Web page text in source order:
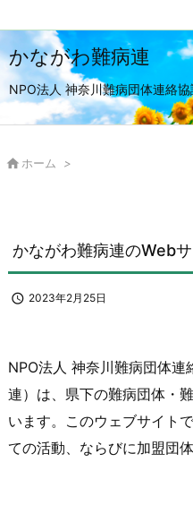
かながわ難病連
NPO法人 神奈川難病団体連絡
 ホーム >
かながわ難病連のWeb
 2023年2月25日
NPO法人 神奈川難病団体
連）は、県下の難病団体・
います。このウェブサイト
ての活動、ならびに加盟団